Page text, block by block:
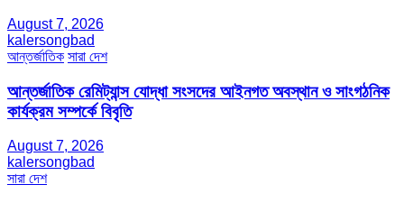
August 7, 2026
kalersongbad
আন্তর্জাতিক সারা দেশ
আন্তর্জাতিক রেমিট্যান্স যোদ্ধা সংসদের আইনগত অবস্থান ও সাংগঠনিক
কার্যক্রম সম্পর্কে বিবৃতি
August 7, 2026
kalersongbad
সারা দেশ